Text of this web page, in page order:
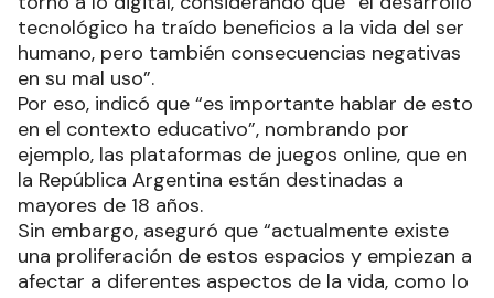
tecnológico ha traído beneficios a la vida del ser
humano, pero también consecuencias negativas
en su mal uso”.
Por eso, indicó que “es importante hablar de esto
en el contexto educativo”, nombrando por
ejemplo, las plataformas de juegos online, que en
la República Argentina están destinadas a
mayores de 18 años.
Sin embargo, aseguró que “actualmente existe
una proliferación de estos espacios y empiezan a
afectar a diferentes aspectos de la vida, como lo